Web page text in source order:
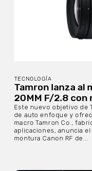
TECNOLOGÍA
Tamron lanza al
20MM F/2.8 con
Este nuevo objetivo de
de auto enfoque y
macro Tamron Co.,
aplicaciones, anuncia
montura Canon RF de...